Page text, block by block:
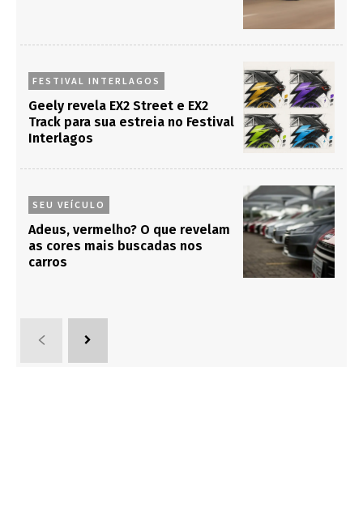
FESTIVAL INTERLAGOS
Geely revela EX2 Street e EX2
Track para sua estreia no Festival
Interlagos
SEU VEÍCULO
Adeus, vermelho? O que revelam
as cores mais buscadas nos
carros